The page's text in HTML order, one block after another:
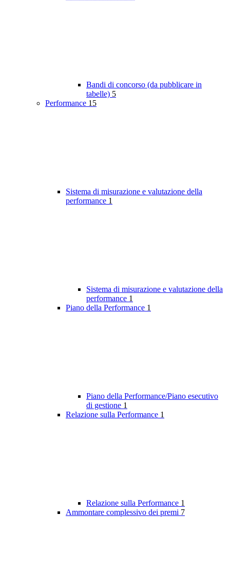
Bandi di concorso (da pubblicare in
tabelle) 5
Performance 15
Sistema di misurazione e valutazione della
performance 1
Sistema di misurazione e valutazione della
performance 1
Piano della Performance 1
Piano della Performance/Piano esecutivo
di gestione 1
Relazione sulla Performance 1
Relazione sulla Performance 1
Ammontare complessivo dei premi 7